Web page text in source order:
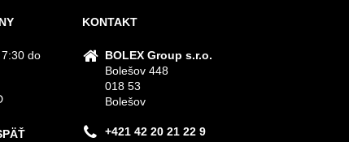
7:30 do
KONTAKT
BOLEX Group s.r.o.
Bolešov 448
018 53
Bolešov
+421 42 20 21 22 9